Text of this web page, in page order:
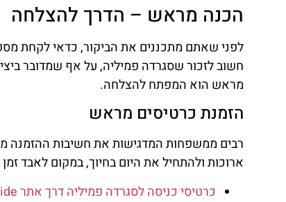
הכנה מראש – הדרך להצלחה
לפני שאתם מתכננים את הביקור, כדאי לקחת
חשוב לזכור שסגרדה פמיליה, על אף שמדובר
מראש הוא המפתח להצלחה.
הזמנת כרטיסים מראש
רבים ממשפחות המדגישות את חשיבות ההזמנה
ארוכות ולהתחיל את היום בחיוך, במקום לאבד
כרטיסי כניסה לסגרדה פמיליה דרך אתר Get Your Guide